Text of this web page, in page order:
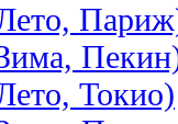
Токио)